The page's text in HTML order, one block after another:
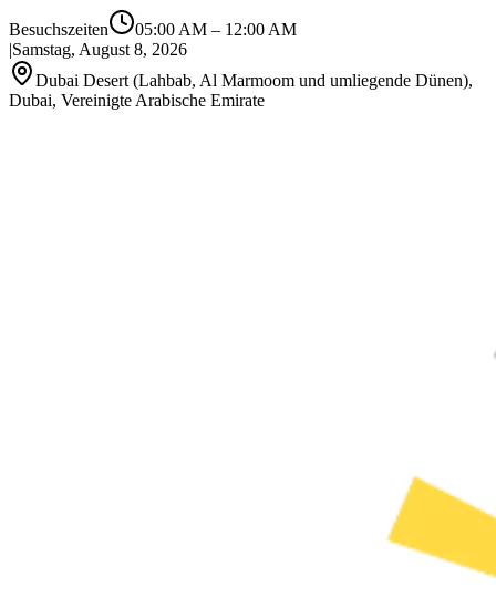
Besuchszeiten 05:00 AM – 12:00 AM
|Samstag, August 8, 2026
Dubai Desert (Lahbab, Al Marmoom und umliegende Dünen),
Dubai, Vereinigte Arabische Emirate